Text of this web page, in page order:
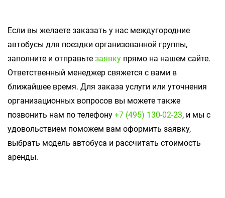
Если вы желаете заказать у нас междугородние
автобусы для поездки организованной группы,
заполните и отправьтезаявку прямо на нашем сайте.
Ответственный менеджер свяжется с вами в
ближайшее время. Для заказа услуги или уточнения
организационных вопросов вы можете также
позвонить нам по телефону+7 (495) 130-02-23, и мы с
удовольствием поможем вам оформить заявку,
выбрать модель автобуса и рассчитать стоимость
аренды.